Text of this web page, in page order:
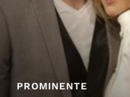
PROMINENTE